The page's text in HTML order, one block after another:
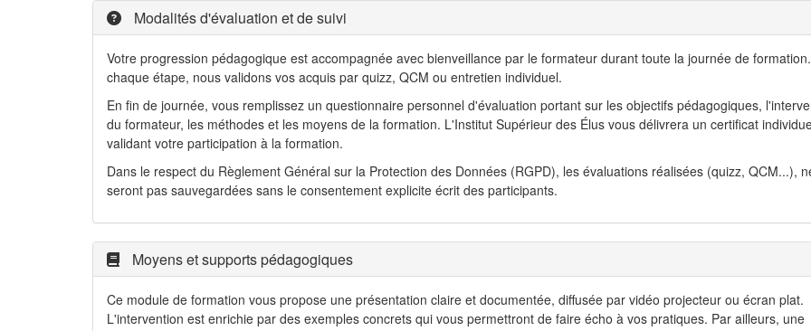
Modalités d'évaluation et de suivi
Votre progression pédagogique est accompagnée avec bienveillance par le formateur durant toute la journée de
chaque étape, nous validons vos acquis par quizz, QCM ou entretien individuel.
En fin de journée, vous remplissez un questionnaire personnel d'évaluation portant sur les objectifs pédagogiques,
du formateur, les méthodes et les moyens de la formation. L'Institut Supérieur des Élus vous délivrera un certificat
validant votre participation à la formation.
Dans le respect du Règlement Général sur la Protection des Données (RGPD), les évaluations réalisées (quizz, QCM...),
seront pas sauvegardées sans le consentement explicite écrit des participants.
Moyens et supports pédagogiques
Ce module de formation vous propose une présentation claire et documentée, diffusée par vidéo projecteur ou écran plat.
L'intervention est enrichie par des exemples concrets qui vous permettront de faire écho à vos pratiques. Par ailleurs, une